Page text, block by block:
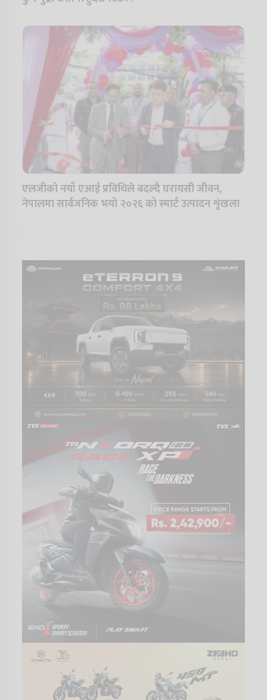
एलजीको नयाँ एआई प्रविधिले बदल्दै घरायसी जीवन,
नेपालमा सार्वजनिक भयो २०२६ को स्मार्ट उत्पादन शृंखला